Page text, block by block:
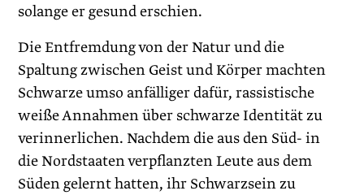
solange er gesund erschien.
Die Entfremdung von der Natur und die
Spaltung zwischen Geist und Körper machten
Schwarze umso anfälliger dafür, rassistische
weiße Annahmen über schwarze Identität zu
verinnerlichen. Nachdem die aus den Süd- in
die Nordstaaten verpflanzten Leute aus dem
Süden gelernt hatten, ihr Schwarzsein zu